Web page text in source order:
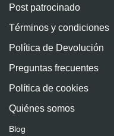
Post patrocinado
Términos y condiciones
Política de Devolución
Preguntas frecuentes
Política de cookies
Quiénes somos
Blog